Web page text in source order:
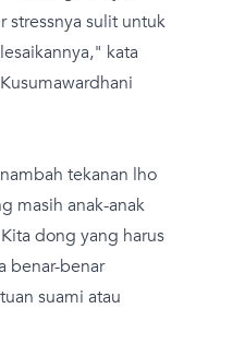
stressnya sulit untuk
kata
tekanan lho
masih anak-anak
dong yang harus
benar-benar
suami atau